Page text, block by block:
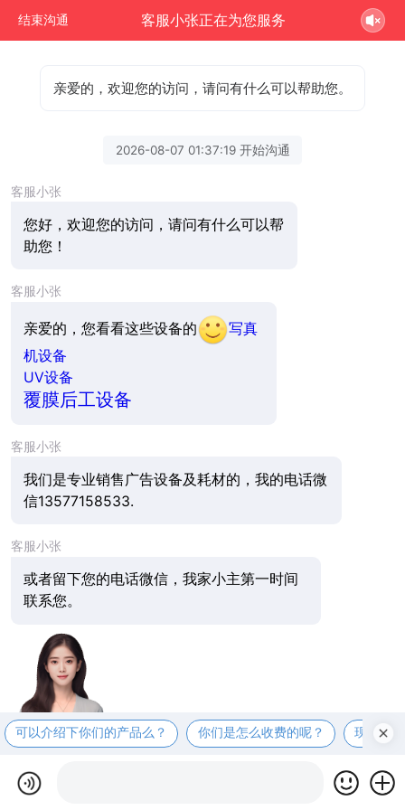
结束沟通 客服小张正在为您服务
亲爱的，欢迎您的访问，请问有什么可以帮助您。
2026-08-07 01:37:19 开始沟通
客服小张
您好，欢迎您的访问，请问有什么可以帮
助您！
客服小张
亲爱的，您看看这些设备的
写真
机设备
UV设备
覆膜后工设备
客服小张
我们是专业销售广告设备及耗材的，我的电话微
信13577158533.
客服小张
或者留下您的电话微信，我家小主第一时间
联系您。
可以介绍下你们的产品么？ 你们是怎么收费的呢？ 现在有